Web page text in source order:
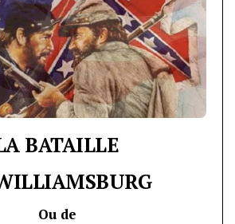
BATAILLE
Ou de